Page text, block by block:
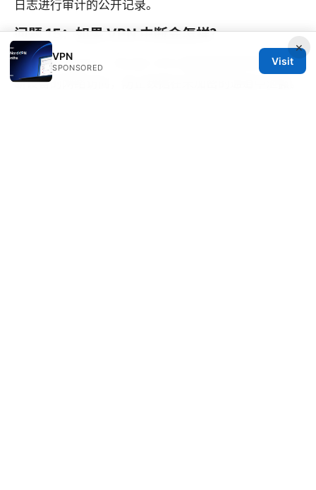
日志进行审计的公开记录。
问题 15：如果 VPN 中断会怎样？
启用 Kill Switch，可以在 VPN 连接意外断开时立即切
断设备的网络访问，防止数据在未加密的通道中泄露。
×
VPN
SPONSORED
Visit